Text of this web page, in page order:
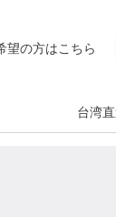
望の方はこちら
台湾